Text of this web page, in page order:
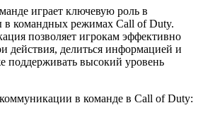
играет ключевую роль в
в командных режимах Call of Duty.
позволяет игрокам эффективно
действия, делиться информацией и
поддерживать высокий уровень
в команде в Call of Duty: